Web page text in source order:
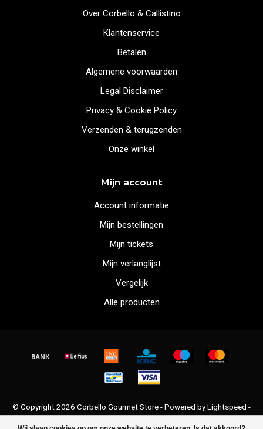
Over Corbello & Callistino
Klantenservice
Betalen
Algemene voorwaarden
Legal Disclaimer
Privacy & Cookie Policy
Verzenden & terugzenden
Onze winkel
Mijn account
Account informatie
Mijn bestellingen
Mijn tickets
Mijn verlanglijst
Vergelijk
Alle producten
© Copyright 2026 Corbello Gourmet Store - Powered byLightspeed -
Lightspeed design by Dyvelopment